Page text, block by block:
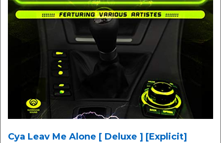
Cya Leav Me Alone [ Deluxe ] [Explicit]